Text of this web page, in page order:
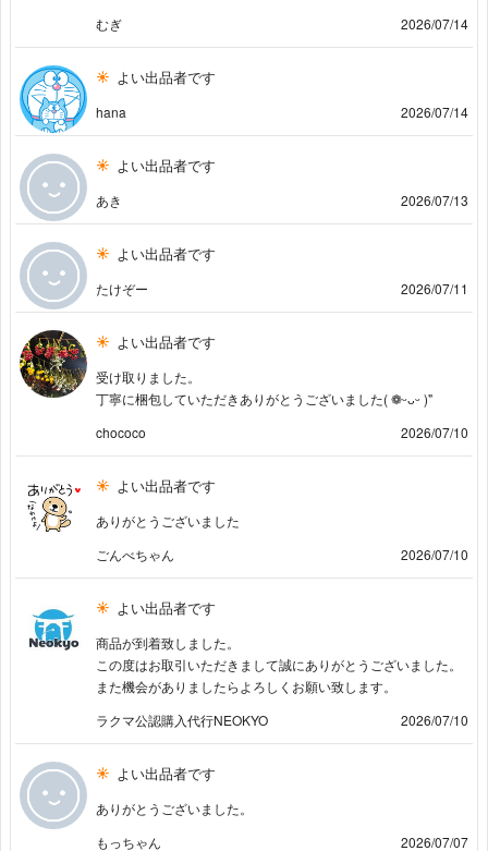
むぎ
2026/07/14
よい出品者です
hana 2026/07/14
よい出品者です
あき 2026/07/13
よい出品者です
たけぞー 2026/07/11
よい出品者です
受け取りました。
丁寧に梱包していただきありがとうございました( ❁ᵕᴗᵕ )"
chococo
2026/07/10
よい出品者です
ありがとうございました
ごんべちゃん
2026/07/10
よい出品者です
商品が到着致しました。
この度はお取引いただきまして誠にありがとうございました。
また機会がありましたらよろしくお願い致します。
ラクマ公認購入代行NEOKYO
2026/07/10
よい出品者です
ありがとうございました。
もっちゃん
2026/07/07